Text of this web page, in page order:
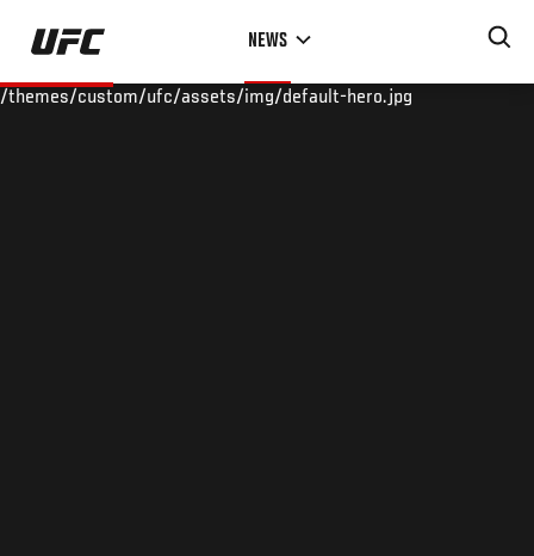
Skip
main
NEWS
/themes/custom/ufc/assets/img/default-hero.jpg